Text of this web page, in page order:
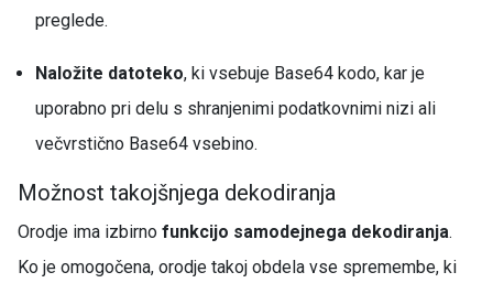
preglede.
Naložite datoteko, ki vsebuje Base64 kodo, kar je
uporabno pri delu s shranjenimi podatkovnimi nizi ali
večvrstično Base64 vsebino.
Možnost takojšnjega dekodiranja
Orodje ima izbirno funkcijo samodejnega dekodiranja.
Ko je omogočena, orodje takoj obdela vse spremembe, ki